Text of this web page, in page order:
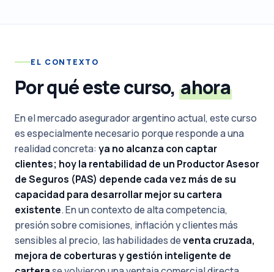
EL CONTEXTO
Por qué este curso, ahora
En el mercado asegurador argentino actual, este curso
es especialmente necesario porque responde a una
realidad concreta:ya no alcanza con captar
clientes; hoy la rentabilidad de un Productor Asesor
de Seguros (PAS) depende cada vez más de su
capacidad para desarrollar mejor su cartera
existente. En un contexto de alta competencia,
presión sobre comisiones, inflación y clientes más
sensibles al precio, las habilidades deventa cruzada,
mejora de coberturas y gestión inteligente de